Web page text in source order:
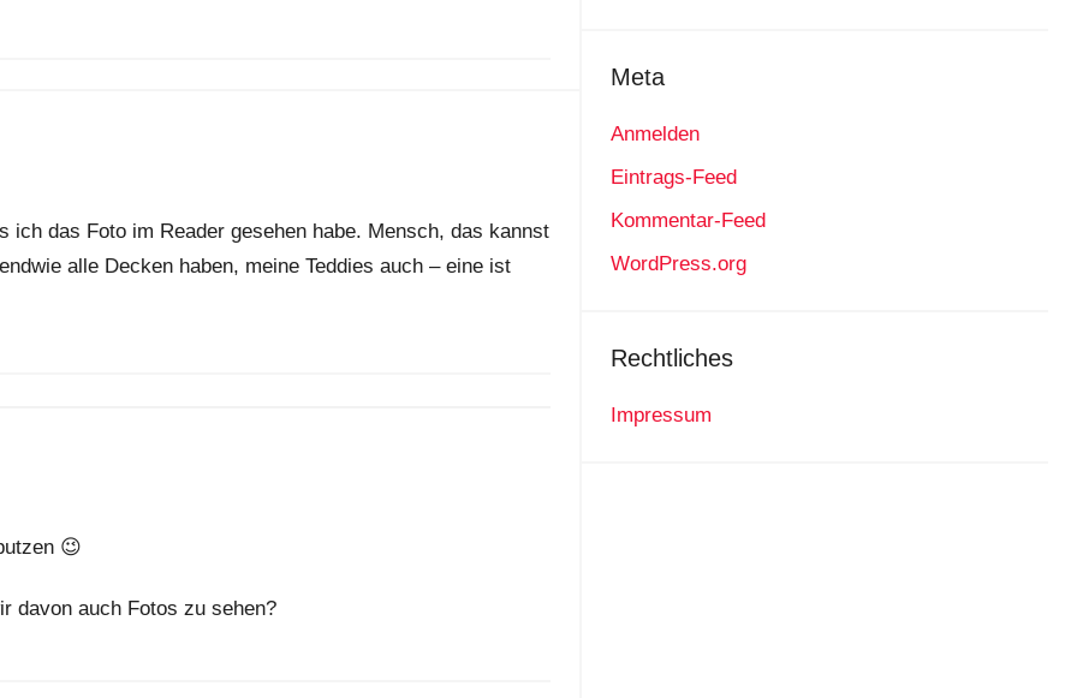
ich das Foto im Reader gesehen habe. Mensch, das kannst
alle Decken haben, meine Teddies auch – eine ist
😉
davon auch Fotos zu sehen?
Meta
Anmelden
Eintrags-Feed
Kommentar-Feed
WordPress.org
Rechtliches
Impressum